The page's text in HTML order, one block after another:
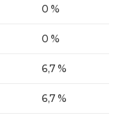
0 %
0 %
6,7 %
6,7 %